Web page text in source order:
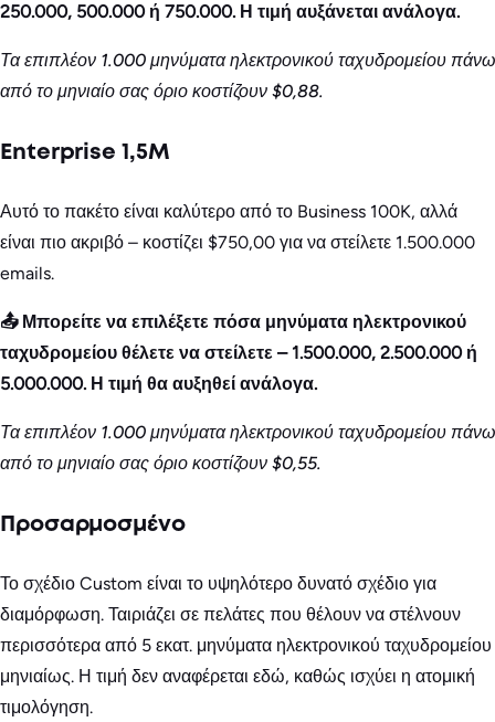
250.000, 500.000 ή 750.000. Η τιμή αυξάνεται ανάλογα.
Τα επιπλέον 1.000 μηνύματα ηλεκτρονικού ταχυδρομείου πάνω
από το μηνιαίο σας όριο κοστίζουν $0,88.
Enterprise 1,5M
Αυτό το πακέτο είναι καλύτερο από το Business 100K, αλλά
είναι πιο ακριβό – κοστίζει $750,00 για να στείλετε 1.500.000
emails.
📤 Μπορείτε να επιλέξετε πόσα μηνύματα ηλεκτρονικού
ταχυδρομείου θέλετε να στείλετε – 1.500.000, 2.500.000 ή
5.000.000. Η τιμή θα αυξηθεί ανάλογα.
Τα επιπλέον 1.000 μηνύματα ηλεκτρονικού ταχυδρομείου πάνω
από το μηνιαίο σας όριο κοστίζουν $0,55.
Προσαρμοσμένο
Το σχέδιο Custom είναι το υψηλότερο δυνατό σχέδιο για
διαμόρφωση. Ταιριάζει σε πελάτες που θέλουν να στέλνουν
περισσότερα από 5 εκατ. μηνύματα ηλεκτρονικού ταχυδρομείου
μηνιαίως. Η τιμή δεν αναφέρεται εδώ, καθώς ισχύει η ατομική
τιμολόγηση.